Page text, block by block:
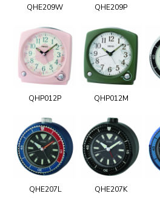
QHE209W QHE209P
QHP012P QHP012M
QHE207L QHE207K